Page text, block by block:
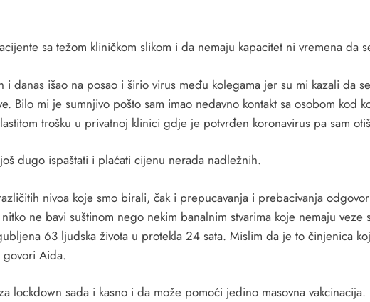
sa težom kliničkom slikom i da nemaju kapacitet ni vremena da
danas išao na posao i širio virus među kolegama jer su mi kazali da
Bilo mi je sumnjivo pošto sam imao nedavno kontakt sa osobom kod
trošku u privatnoj klinici gdje je potvrđen koronavirus pa sam
dugo ispaštati i plaćati cijenu nerada nadležnih.
nivoa koje smo birali, čak i prepucavanja i prebacivanja
ne bavi suštinom nego nekim banalnim stvarima koje nemaju
63 ljudska života u protekla 24 sata. Mislim da je to činjenica
govori Aida.
lockdown sada i kasno i da može pomoći jedino masovna vakcinacija.